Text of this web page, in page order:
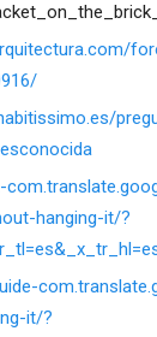
hanging-it/?
it/?